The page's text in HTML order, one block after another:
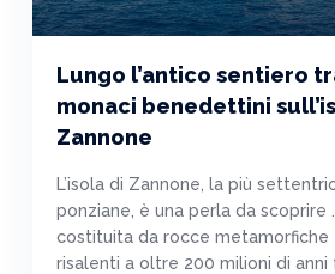
Lungo l’antico sentiero
monaci benedettini
Zannone
L’isola di Zannone, la più
ponziane, è una perla da scoprire
costituita da rocce metamorfiche
risalenti a oltre 200 milioni di